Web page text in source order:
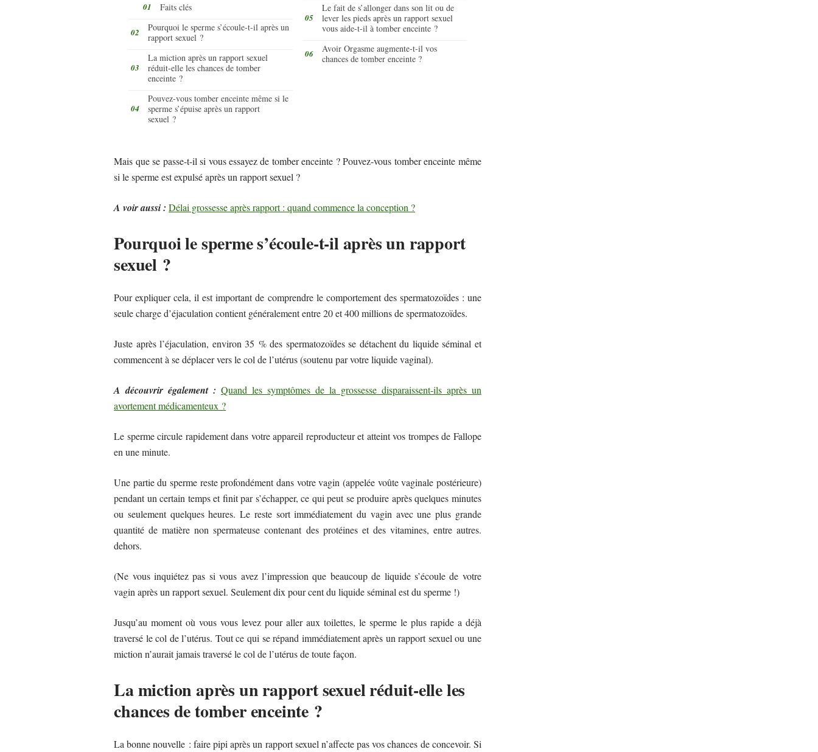
Faits clés
Pourquoi le sperme s’écoule-t-il après un
rapport sexuel ?
La miction après un rapport sexuel
réduit-elle les chances de tomber
enceinte ?
Pouvez-vous tomber enceinte même si le
sperme s’épuise après un rapport
sexuel ?
Le fait de s’allonger dans son lit ou de
lever les pieds après un rapport sexuel
vous aide-t-il à tomber enceinte ?
Avoir Orgasme augmente-t-il vos
chances de tomber enceinte ?
Mais que se passe-t-il si vous essayez de tomber enceinte ? Pouvez-vous tomber enceinte même
si le sperme est expulsé après un rapport sexuel ?
A voir aussi : Délai grossesse après rapport : quand commence la conception ?
Pourquoi le sperme s’écoule-t-il après un rapport
sexuel ?
Pour expliquer cela, il est important de comprendre le comportement des spermatozoïdes : une
seule charge d’éjaculation contient généralement entre 20 et 400 millions de spermatozoïdes.
Juste après l’éjaculation, environ 35 % des spermatozoïdes se détachent du liquide séminal et
commencent à se déplacer vers le col de l’utérus (soutenu par votre liquide vaginal).
A découvrir également : Quand les symptômes de la grossesse disparaissent-ils après un
avortement médicamenteux ?
Le sperme circule rapidement dans votre appareil reproducteur et atteint vos trompes de Fallope
en une minute.
Une partie du sperme reste profondément dans votre vagin (appelée voûte vaginale postérieure)
pendant un certain temps et finit par s’échapper, ce qui peut se produire après quelques minutes
ou seulement quelques heures. Le reste sort immédiatement du vagin avec une plus grande
quantité de matière non spermateuse contenant des protéines et des vitamines, entre autres.
dehors.
(Ne vous inquiétez pas si vous avez l’impression que beaucoup de liquide s’écoule de votre
vagin après un rapport sexuel. Seulement dix pour cent du liquide séminal est du sperme !)
Jusqu’au moment où vous vous levez pour aller aux toilettes, le sperme le plus rapide a déjà
traversé le col de l’utérus. Tout ce qui se répand immédiatement après un rapport sexuel ou une
miction n’aurait jamais traversé le col de l’utérus de toute façon.
La miction après un rapport sexuel réduit-elle les
chances de tomber enceinte ?
La bonne nouvelle : faire pipi après un rapport sexuel n’affecte pas vos chances de concevoir. Si